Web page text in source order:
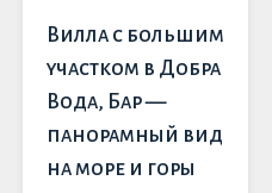
Вилла с большим
участком в Добра
Вода, Бар —
панорамный вид
на море и горы